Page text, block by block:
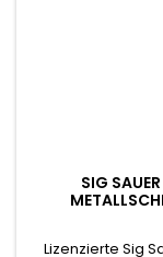
SIG
Lizenzierte Sig